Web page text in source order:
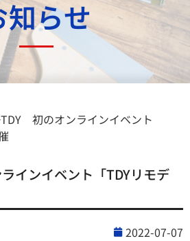
知らせ
初のオンラインイベント
インイベント「TDYリモデ
2022-07-07